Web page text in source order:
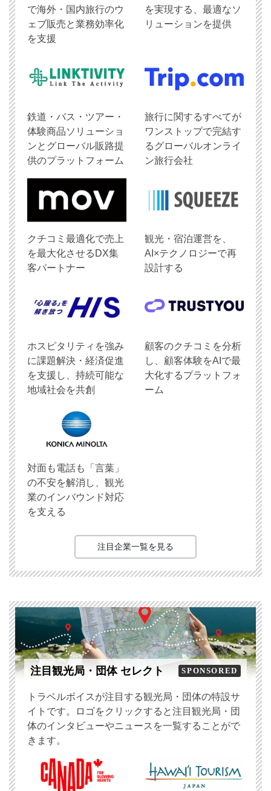
で海外・国内旅行のウ
ェブ販売と業務効率化
を支援
を実現する、最適なソ
リューションを提供
鉄道・バス・ツアー・
体験商品ソリューショ
ンとグローバル販路提
供のプラットフォーム
旅行に関するすべてが
ワンストップで完結す
るグローバルオンライ
ン旅行会社
クチコミ最適化で売上
を最大化させるDX集
客パートナー
観光・宿泊運営を、
AI×テクノロジーで再
設計する
ホスピタリティを強み
に課題解決・経済促進
を支援し、持続可能な
地域社会を共創
顧客のクチコミを分析
し、顧客体験をAIで最
大化するプラットフォ
ーム
対面も電話も「言葉」
の不安を解消し、観光
業のインバウンド対応
を支える
注目企業一覧を見る
注目観光局・団体 セレクト SPONSORED
トラベルボイスが注目する観光局・団体の特設サ
イトです。ロゴをクリックすると注目観光局・団
体のインタビューやニュースを一覧することがで
きます。